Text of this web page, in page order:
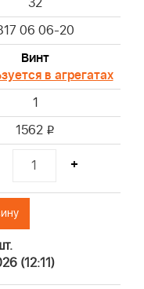
06 06-20
Винт
в агрегатах
1
1562 i
+
(12:11)